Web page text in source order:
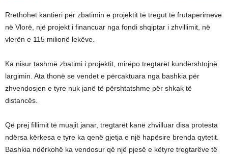
Rrethohet kantieri për zbatimin e projektit të tregut të frutaperimeve
në Vlorë, një projekt i financuar nga fondi shqiptar i zhvillimit, në
vlerën e 115 milionë lekëve.
Ka nisur tashmë zbatimi i projektit, mirëpo tregtarët kundërshtojnë
largimin. Ata thonë se vendet e përcaktuara nga bashkia për
zhvendosjen e tyre nuk janë të përshtatshme për shkak të
distancës.
Që prej fillimit të muajit janar, tregtarët kanë zhvilluar disa protesta
ndërsa kërkesa e tyre ka qenë gjetja e një hapësire brenda qytetit.
Bashkia ndërkohë ka vendosur që një pjesë e këtyre tregtarëve të